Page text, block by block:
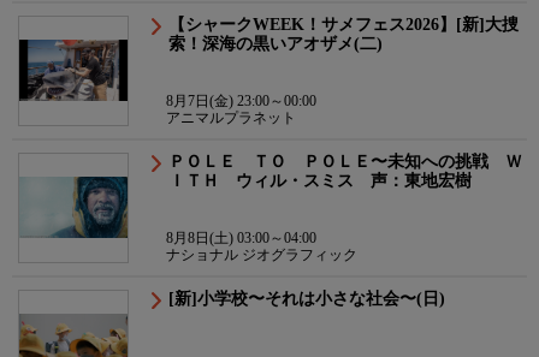
【シャークWEEK！サメフェス2026】[新]大捜
索！深海の黒いアオザメ(二)
8月7日(金) 23:00～00:00
アニマルプラネット
ＰＯＬＥ ＴＯ ＰＯＬＥ〜未知への挑戦 Ｗ
ＩＴＨ ウィル・スミス 声：東地宏樹
8月8日(土) 03:00～04:00
ナショナル ジオグラフィック
[新]小学校〜それは小さな社会〜(日)